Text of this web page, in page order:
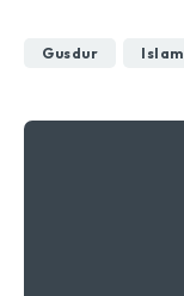
Gusdur Islam